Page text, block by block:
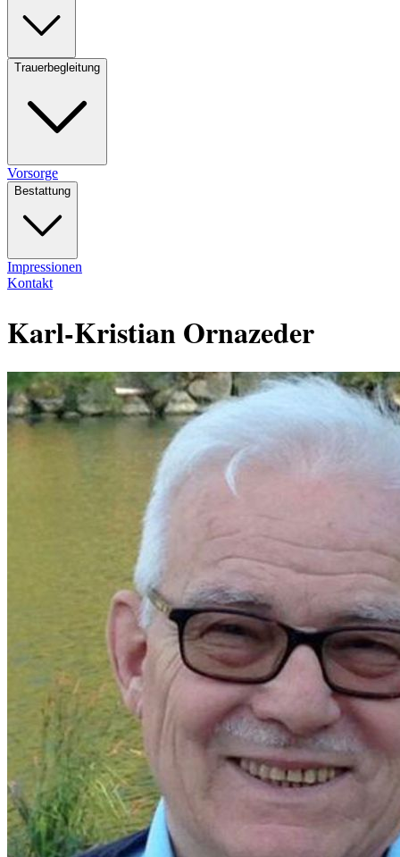
Trauerbegleitung
Vorsorge
Bestattung
Impressionen
Kontakt
Karl-Kristian Ornazeder